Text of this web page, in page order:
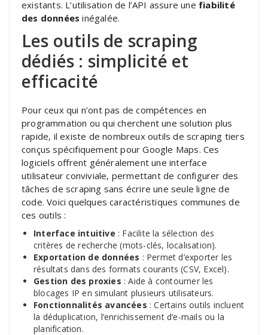
existants. L’utilisation de l’API assure une fiabilité
des données inégalée.
Les outils de scraping
dédiés : simplicité et
efficacité
Pour ceux qui n’ont pas de compétences en
programmation ou qui cherchent une solution plus
rapide, il existe de nombreux outils de scraping tiers
conçus spécifiquement pour Google Maps. Ces
logiciels offrent généralement une interface
utilisateur conviviale, permettant de configurer des
tâches de scraping sans écrire une seule ligne de
code. Voici quelques caractéristiques communes de
ces outils :
Interface intuitive : Facilite la sélection des
critères de recherche (mots-clés, localisation).
Exportation de données : Permet d’exporter les
résultats dans des formats courants (CSV, Excel).
Gestion des proxies : Aide à contourner les
blocages IP en simulant plusieurs utilisateurs.
Fonctionnalités avancées : Certains outils incluent
la déduplication, l’enrichissement d’e-mails ou la
planification.